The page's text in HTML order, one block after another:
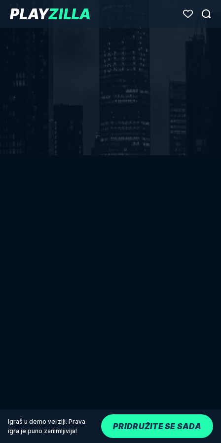
Igraš u demo verziji. Prava
igra je puno zanimljivija!
PRIDRUŽITE SE SADA